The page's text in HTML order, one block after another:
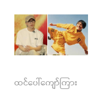
ထင်ပေါ်ကျော်ကြား